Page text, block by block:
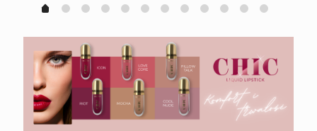
27,99 zł. 19,99 zł.